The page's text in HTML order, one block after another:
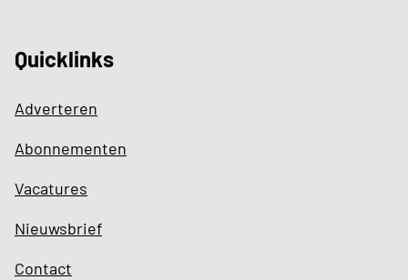
Quicklinks
Adverteren
Abonnementen
Vacatures
Nieuwsbrief
Contact